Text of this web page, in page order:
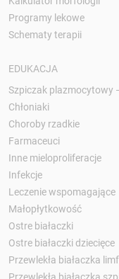
Programy lekowe
Schematy terapii
EDUKACJA
Szpiczak plazmocytowy
Chłoniaki
Choroby rzadkie
Farmaceuci
Inne mieloproliferacje
Infekcje
Leczenie wspomagające
Małopłytkowość
Ostre białaczki
Ostre białaczki dziecięce
Przewlekła białaczka